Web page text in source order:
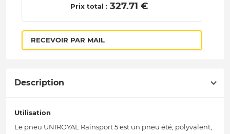
Prix total : 327.71 €
RECEVOIR PAR MAIL
Description
Utilisation
Le pneu UNIROYAL Rainsport 5 est un pneu été, polyvalent,